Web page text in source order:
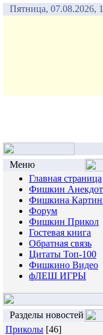
Пятница, 07.08.2026,
Меню
Главная страница
Фишкин Анекдот
Фишкина
Форум
Фишкин Прикол
Гостевая книга
Обратная связь
Цитаты Топ-100
Фишкино Видео
фЛЕШ ИГРЫ
Разделы новостей
Приколы [46]